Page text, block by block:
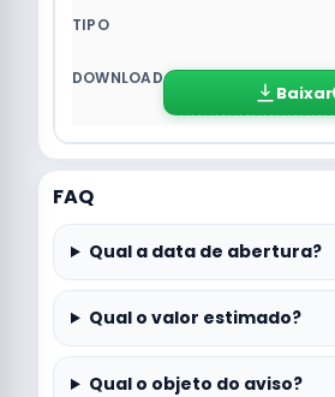
Baixar
FAQ
Qual a data de abertura?
Qual o valor estimado?
Qual o objeto do aviso?